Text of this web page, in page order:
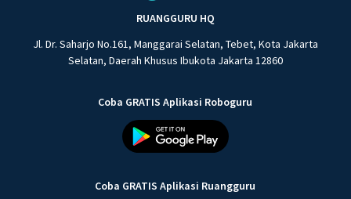
RUANGGURU HQ
Jl. Dr. Saharjo No.161, Manggarai Selatan, Tebet, Kota Jakarta
Selatan, Daerah Khusus Ibukota Jakarta 12860
Coba GRATIS Aplikasi Roboguru
Coba GRATIS Aplikasi Ruangguru